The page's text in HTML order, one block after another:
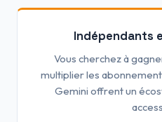
Indépendants
Vous cherchez à
multiplier les
Gemini offrent un